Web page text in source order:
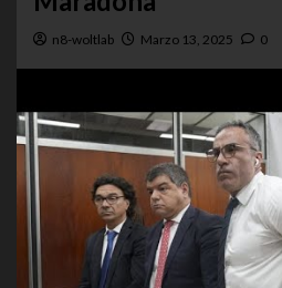
n8-woltlab Marzo 13, 2025 0